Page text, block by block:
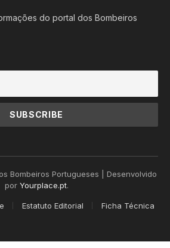
do portal dos Bombeiros
Bombeiros Portugueses | Desenvolvido
por Yourplace.pt.
Estatuto Editorial Ficha Técnica